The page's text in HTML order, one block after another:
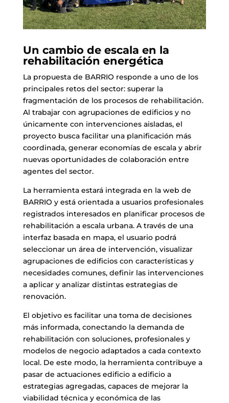
Un cambio de escala en la
rehabilitación energética
La propuesta de BARRIO responde a uno de los
principales retos del sector: superar la
fragmentación de los procesos de rehabilitación.
Al trabajar con agrupaciones de edificios y no
únicamente con intervenciones aisladas, el
proyecto busca facilitar una planificación más
coordinada, generar economías de escala y abrir
nuevas oportunidades de colaboración entre
agentes del sector.
La herramienta estará integrada en la web de
BARRIO y está orientada a usuarios profesionales
registrados interesados en planificar procesos de
rehabilitación a escala urbana. A través de una
interfaz basada en mapa, el usuario podrá
seleccionar un área de intervención, visualizar
agrupaciones de edificios con características y
necesidades comunes, definir las intervenciones
a aplicar y analizar distintas estrategias de
renovación.
El objetivo es facilitar una toma de decisiones
más informada, conectando la demanda de
rehabilitación con soluciones, profesionales y
modelos de negocio adaptados a cada contexto
local. De este modo, la herramienta contribuye a
pasar de actuaciones edificio a edificio a
estrategias agregadas, capaces de mejorar la
viabilidad técnica y económica de las